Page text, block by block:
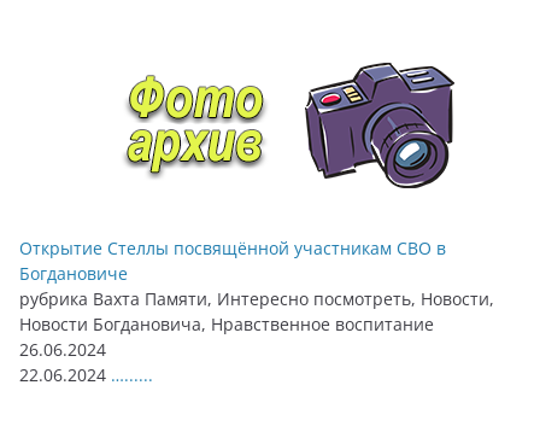
Открытие Стеллы посвящённой участникам СВО в
Богдановиче
рубрика Вахта Памяти, Интересно посмотреть, Новости,
Новости Богдановича, Нравственное воспитание
26.06.2024
22.06.2024 …......